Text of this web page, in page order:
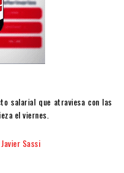
salarial que atraviesa con las
el viernes.